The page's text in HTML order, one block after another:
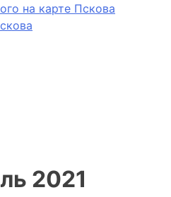
на карте Пскова
2021